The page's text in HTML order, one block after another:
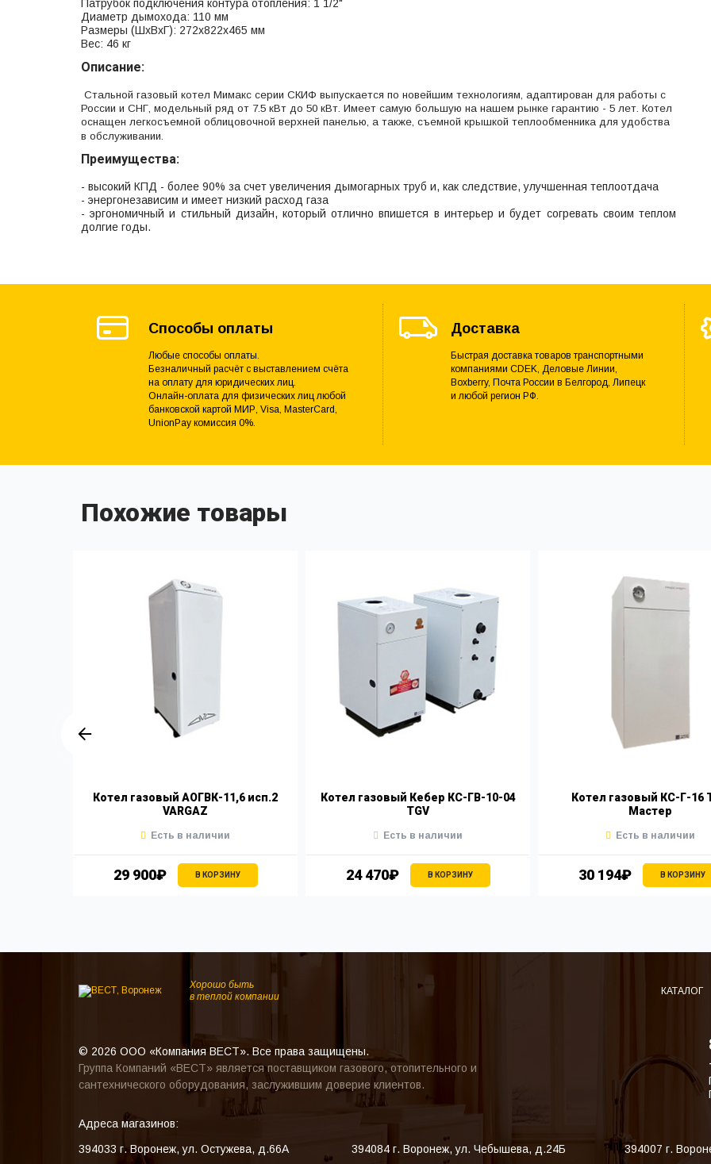
Патрубок подключения контура отопления: 1 1/2"
Диаметр дымохода: 110 мм
Размеры (ШхВхГ): 272x822x465 мм
Вес: 46 кг
Описание:
Стальной газовый котел Мимакс серии СКИФ выпускается по новейшим технологиям, адаптирован для работы с
России и СНГ, модельный ряд от 7.5 кВт до 50 кВт. Имеет самую большую на нашем рынке гарантию - 5 лет. Котел
оснащен легкосъемной облицовочной верхней панелью, а также, съемной крышкой теплообменника для удобства
в обслуживании.
Преимущества:
- высокий КПД - более 90% за счет увеличения дымогарных труб и, как следствие, улучшенная теплоотдача
- энергонезависим и имеет низкий расход газа
- эргономичный и стильный дизайн, который отлично впишется в интерьер и будет согревать своим теплом
долгие годы.
Способы оплаты
Любые способы оплаты.
Безналичный расчёт с выставлением счёта
на оплату для юридических лиц.
Онлайн-оплата для физических лиц любой
банковской картой МИР, Visa, MasterCard,
UnionPay комиссия 0%.
Доставка
Быстрая доставка товаров транспортными
компаниями CDEK, Деловые Линии,
Boxberry, Почта России в Белгород, Липецк
и любой регион РФ.
Похожие товары
Котел газовый АОГВК-11,6 исп.2
VARGAZ
29 900₽ В КОРЗИНУ
Есть в наличии
Котел газовый Кебер КС-ГВ-10-04
TGV
24 470₽ В КОРЗИНУ
Есть в наличии
Котел газовый КС-Г-16
Мастер
30 194₽ В КОРЗИНУ
Есть в наличии
Хорошо быть
в теплой компании
КАТАЛОГ
© 2026 ООО «Компания ВЕСТ». Все права защищены.
Группа Компаний «ВЕСТ» является поставщиком газового, отопительного и
сантехнического оборудования, заслужившим доверие клиентов.
Адреса магазинов:
394033 г. Воронеж,ул. Остужева, д.66А 394084 г. Воронеж,ул. Чебышева, д.24Б 394007 г.